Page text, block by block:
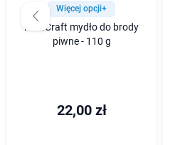
Więcej opcji+
RareCraft mydło do brody
piwne - 110 g
22,00 zł